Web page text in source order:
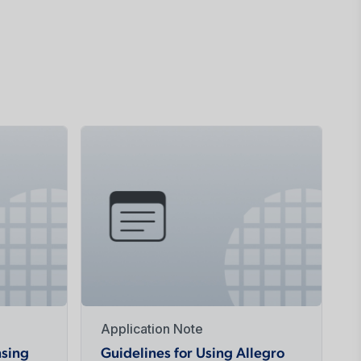
Application Note
Guidelines for Using Allegro